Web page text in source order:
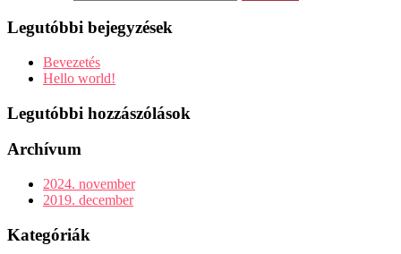
Legutóbbi bejegyzések
Bevezetés
Hello world!
Legutóbbi hozzászólások
Archívum
2024. november
2019. december
Kategóriák